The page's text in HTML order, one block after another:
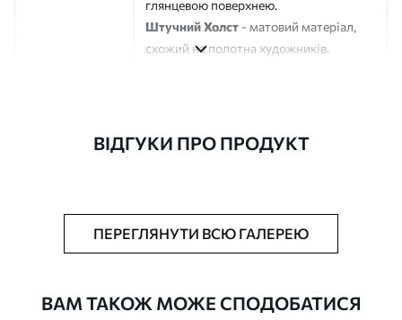
глянцевою поверхнею.
Штучний Холст - матовий матеріал,
схожий на полотна художників.
Додатково Можна додати лакове покриття.
ВІДГУКИ ПРО ПРОДУКТ
ПЕРЕГЛЯНУТИ ВСЮ ГАЛЕРЕЮ
ВАМ ТАКОЖ МОЖЕ СПОДОБАТИСЯ